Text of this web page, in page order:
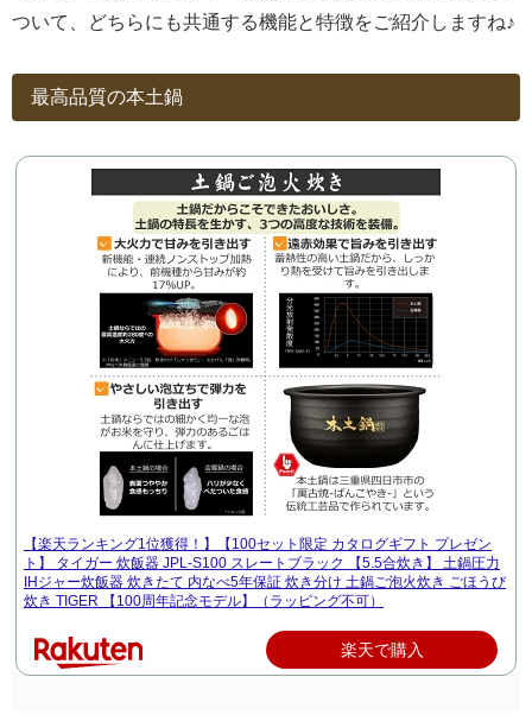
ついて、どちらにも共通する機能と特徴をご紹介しますね♪
最高品質の本土鍋
【楽天ランキング1位獲得！】【100セット限定 カタログギフト プレゼン
ト】 タイガー 炊飯器 JPL-S100 スレートブラック 【5.5合炊き】 土鍋圧力
IHジャー炊飯器 炊きたて 内なべ5年保証 炊き分け 土鍋ご泡火炊き ごほうび
炊き TIGER 【100周年記念モデル】（ラッピング不可）
楽天で購入